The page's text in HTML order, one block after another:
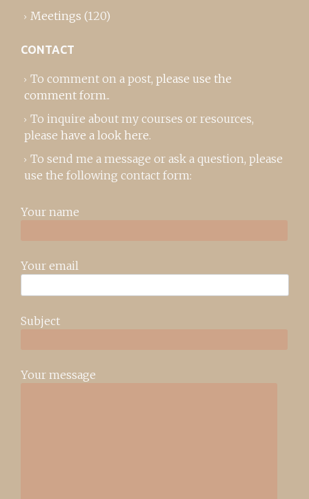
Meetings (120)
CONTACT
To comment on a post, please use the
comment form..
To inquire about my courses or resources,
please have a look here.
To send me a message or ask a question, please
use the following contact form:
Your name
Your email
Subject
Your message